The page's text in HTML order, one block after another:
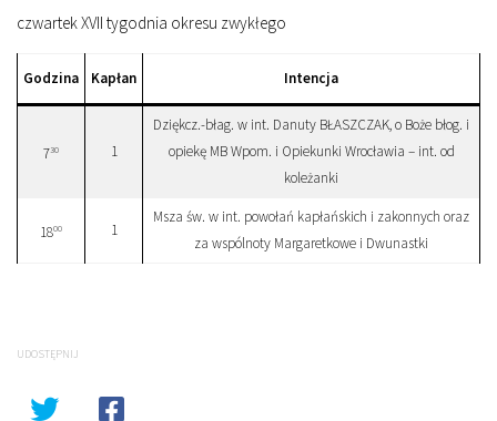
czwartek XVII tygodnia okresu zwykłego
Godzina Kapłan Intencja
730 1
Dziękcz.-błag. w int. Danuty BŁASZCZAK, o Boże błog. i
opiekę MB Wpom. i Opiekunki Wrocławia – int. od
koleżanki
1800 1
Msza św. w int. powołań kapłańskich i zakonnych oraz
za wspólnoty Margaretkowe i Dwunastki
UDOSTĘPNIJ